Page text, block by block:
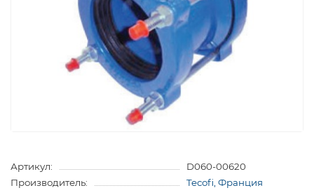
Артикул:
D060-00620
Производитель:
Tecofi, Франция